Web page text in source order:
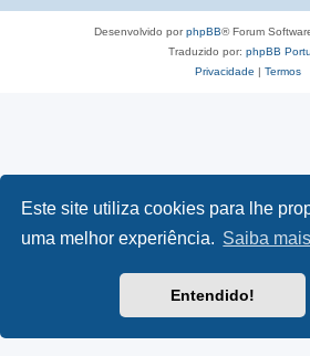
Este site utiliza cookies para lhe
uma melhor experiência. Saiba mais
Entendido!
Desenvolvido porphpBB® Forum
Traduzido por: phpBB
Privacidade | Termos